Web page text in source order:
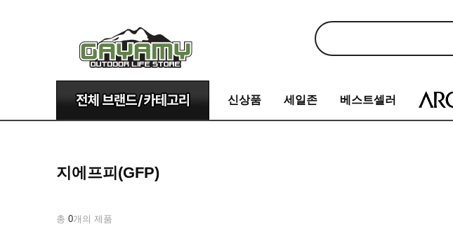
신상품 세일존 베스트셀러
지에프피(GFP)
총 0개의 제품